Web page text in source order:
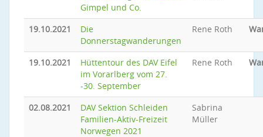
Gimpel und Co.
19.10.2021
Die
Donnerstagwanderungen
Rene Roth
19.10.2021
Hüttentour des DAV Eifel
im Vorarlberg vom 27.
-30. September
Rene Roth
02.08.2021
DAV Sektion Schleiden
Familien-Aktiv-Freizeit
Norwegen 2021
Sabrina
Müller